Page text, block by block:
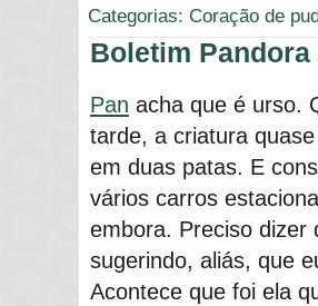
Categorias: Coração de
Boletim Pandora
Pan acha que é urso.
tarde, a criatura
em duas patas. E
vários carros
embora. Preciso dizer
sugerindo, aliás, que
Acontece que foi ela